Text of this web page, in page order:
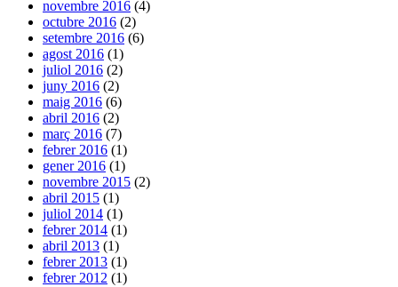
novembre 2016 (4)
octubre 2016 (2)
setembre 2016 (6)
agost 2016 (1)
juliol 2016 (2)
juny 2016 (2)
maig 2016 (6)
abril 2016 (2)
març 2016 (7)
febrer 2016 (1)
gener 2016 (1)
novembre 2015 (2)
abril 2015 (1)
juliol 2014 (1)
febrer 2014 (1)
abril 2013 (1)
febrer 2013 (1)
febrer 2012 (1)